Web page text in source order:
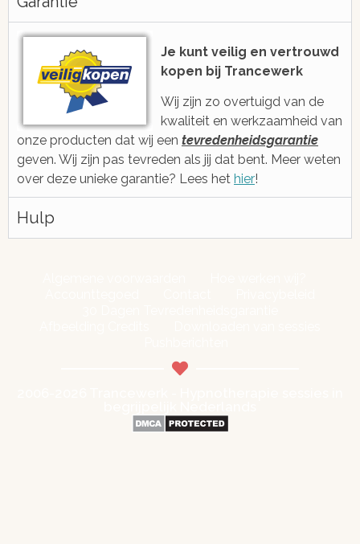
voicebericht
Met gratis,
Je kunt veilig en vertrouwd
kopen bij Trancewerk
Wij zijn zo overtuigd van de
kwaliteit en werkzaamheid van
onze producten dat wij een tevredenheidsgarantie
geven. Wij zijn pas tevreden als jij dat bent. Meer weten
over deze unieke garantie? Lees het hier!
Hulp